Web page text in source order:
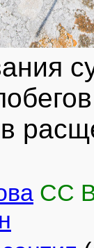
CC